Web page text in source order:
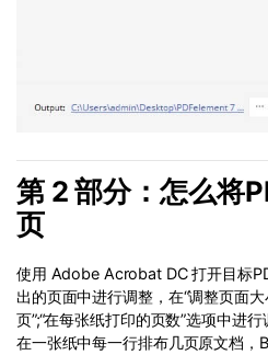
第 2 部分：怎么将
页
使用 Adobe Acrobat DC 打开目标
出的页面中进行调整，在“调整页面
页”;“在每张纸打印的页数”选项中进
在一张纸中每一行排布几页原文档，